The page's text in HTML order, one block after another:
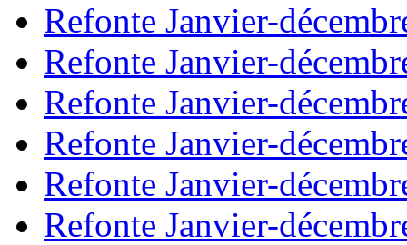
Refonte Janvier-
Refonte Janvier-
Refonte Janvier-
Refonte Janvier-
Refonte Janvier-
Refonte Janvier-